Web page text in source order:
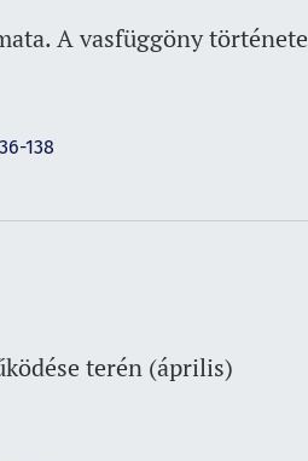
A vasfüggöny története
138
terén (április)